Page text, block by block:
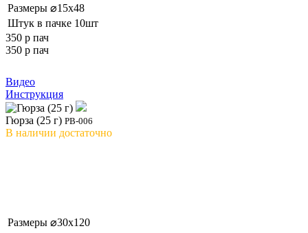
Размеры ⌀15x48
Штук в пачке 10шт
350 р пач
350 р пач
Видео
Инструкция
Гюрза (25 г) РВ-006
В наличии достаточно
Размеры ⌀30x120